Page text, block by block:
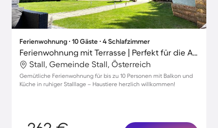
Ferienwohnung ∙ 10 Gäste ∙ 4 Schlafzimmer
Ferienwohnung mit Terrasse | Perfekt für die Arbeit von Zuhause
Stall, Gemeinde Stall, Österreich
Gemütliche Ferienwohnung für bis zu 10 Personen mit Balkon und
Küche in ruhiger Stalllage – Haustiere herzlich willkommen!